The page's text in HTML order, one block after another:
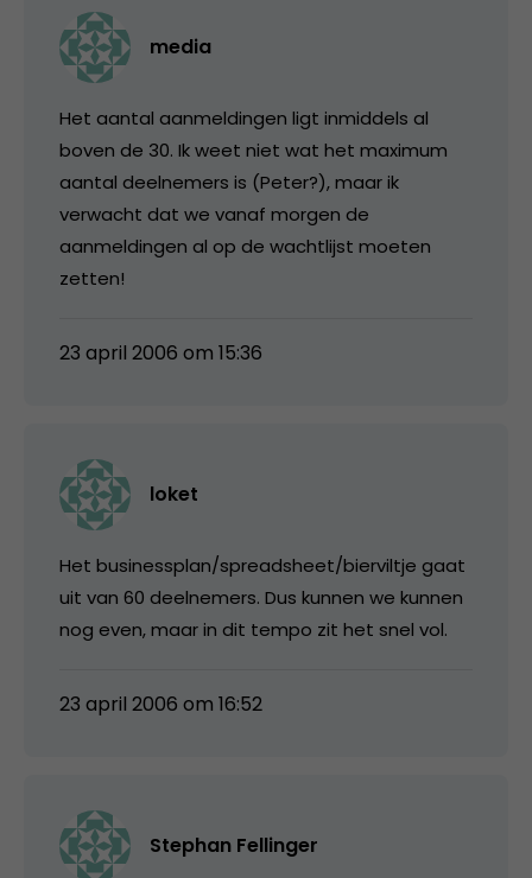
media
Het aantal aanmeldingen ligt inmiddels al
boven de 30. Ik weet niet wat het maximum
aantal deelnemers is (Peter?), maar ik
verwacht dat we vanaf morgen de
aanmeldingen al op de wachtlijst moeten
zetten!
23 april 2006 om 15:36
loket
Het businessplan/spreadsheet/bierviltje gaat
uit van 60 deelnemers. Dus kunnen we kunnen
nog even, maar in dit tempo zit het snel vol.
23 april 2006 om 16:52
Stephan Fellinger